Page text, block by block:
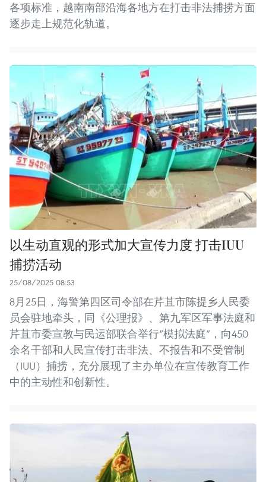
各项标准，越南南部沿海各地方在打击非法捕捞方面
逐步走上规范化轨道。
以生动直观的形式加大宣传力度 打击IUU
捕捞活动
25/08/2025 08:53
8月25日，海警第四区司令部在芹苴市陈提乡人民委
员会驻地牵头，同《公理报》、第九军区军事法庭和
芹苴市委宣教与民运部联合举行“模拟法庭”，向450
余名干部和人民宣传打击非法、不报告和不受管制
（IUU）捕捞，充分展现了主办单位在宣传教育工作
中的主动性和创新性。